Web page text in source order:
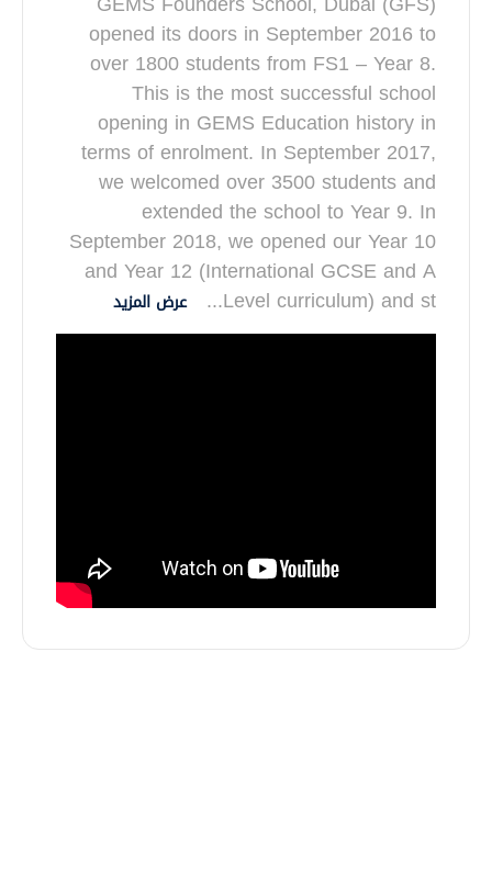
opened its doors in September 2016 to
over 1800 students from FS1 – Year 8.
This is the most successful school
opening in GEMS Education history in
terms of enrolment. In September 2017,
we welcomed over 3500 students and
extended the school to Year 9. In
September 2018, we opened our Year 10
and Year 12 (International GCSE and A
Level curriculum) and st
... عرض المزيد